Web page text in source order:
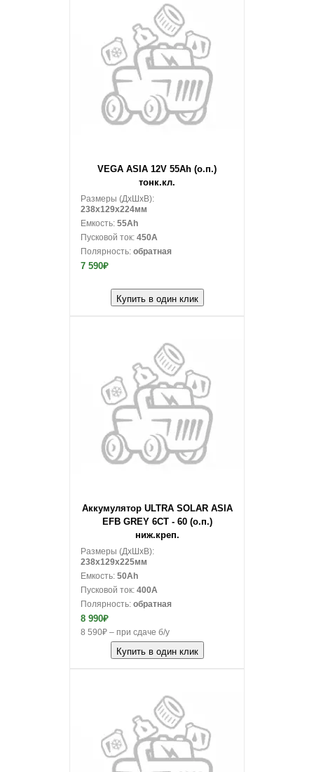
VEGA ASIA 12V 55Ah (о.п.)
тонк.кл.
Размеры (ДxШxВ):
238x129x224мм
Емкость: 55Ah
Пусковой ток: 450A
Полярность: обратная
7 590₽
Купить в один клик
Аккумулятор ULTRA SOLAR ASIA
EFB GREY 6СТ - 60 (о.п.)
ниж.креп.
Размеры (ДxШxВ):
238x129x225мм
Емкость: 50Ah
Пусковой ток: 400A
Полярность: обратная
8 990₽
8 590₽ – при сдаче б/у
Купить в один клик